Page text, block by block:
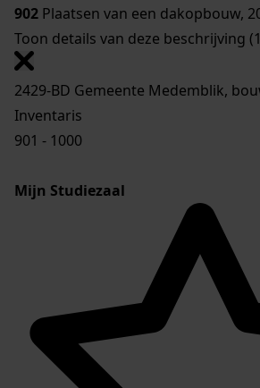
902 Plaatsen van een dakopbouw,
Toon details van deze beschrijving
2429-BD Gemeente Medemblik,
Inventaris
901 - 1000
Mijn Studiezaal